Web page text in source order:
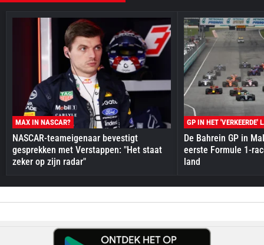
MAX IN NASCAR?
NASCAR-teameigenaar bevestigt
gesprekken met Verstappen: "Het staat
zeker op zijn radar"
GP IN HET 'VERKEERDE'
De Bahrein GP in
eerste Formule 1-
land